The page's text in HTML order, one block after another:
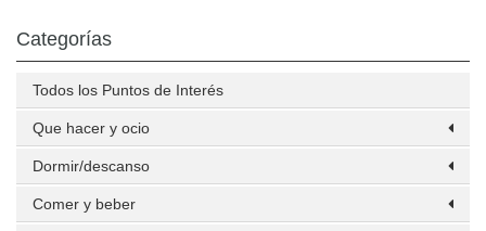
Categorías
Todos los Puntos de Interés
Que hacer y ocio
Dormir/descanso
Comer y beber